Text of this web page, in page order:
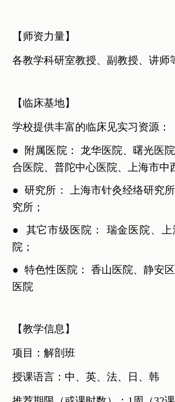
【师资力量】
各教学科研室教授、副教授、讲师
【临床基地】
学校提供丰富的临床见实习资源：
● 附属医院： 龙华医院、曙光医
合医院、普陀中心医院、上海市中
●研究所： 上海市针灸经络研究
究所；
● 其它市级医院： 瑞金医院、
院；
●特色性医院： 香山医院、静安
医院
【教学信息】
项目：解剖班
授课语言：中、英、法、日、韩